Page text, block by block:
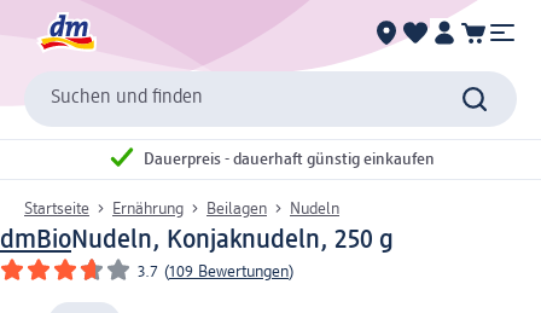
Suchen und finden
Dauerpreis - dauerhaft günstig einkaufen
Startseite Ernährung Beilagen Nudeln
dmBioNudeln, Konjaknudeln, 250 g
3.7 (109 Bewertungen)